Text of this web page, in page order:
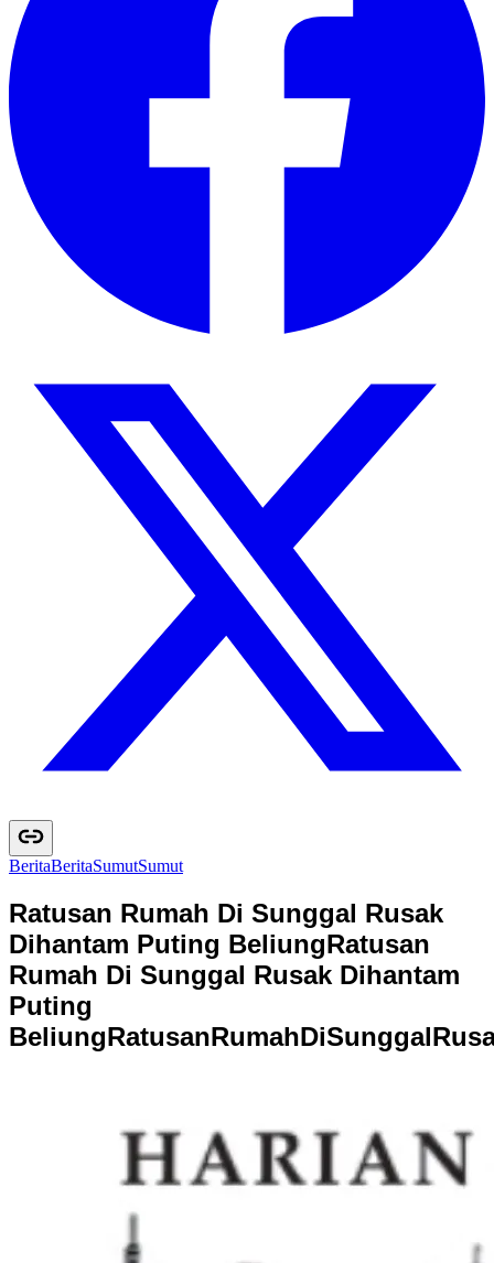
BeritaBeritaSumutSumut
Ratusan Rumah Di Sunggal Rusak
Dihantam Puting BeliungRatusan
Rumah Di Sunggal Rusak Dihantam
Puting
BeliungRatusanRumahDiSunggalRus